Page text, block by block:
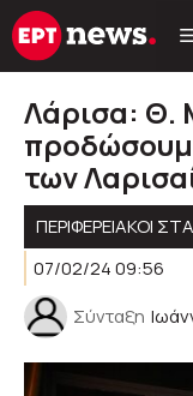
Μετάβαση
σε
Λάρισα: Θ.
των
ΠΕΡΙΦΕΡΕΙΑΚΟΊ
07/02/24 09:56
Σύνταξη